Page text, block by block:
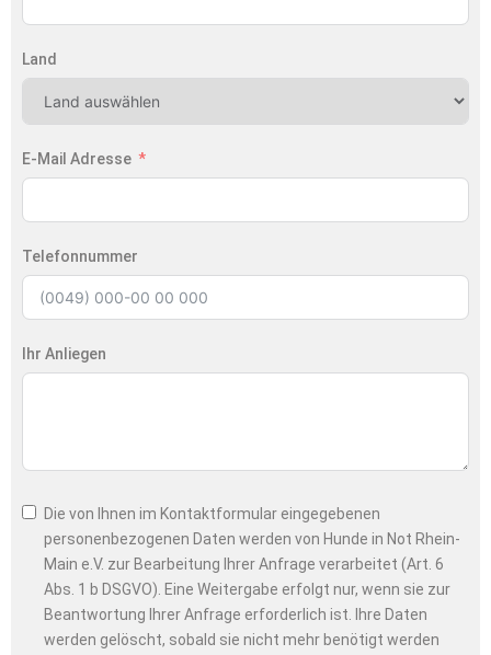
Land
E-Mail Adresse
Telefonnummer
Ihr Anliegen
Die von Ihnen im Kontaktformular eingegebenen
personenbezogenen Daten werden von Hunde in Not Rhein-
Main e.V. zur Bearbeitung Ihrer Anfrage verarbeitet (Art. 6
Abs. 1 b DSGVO). Eine Weitergabe erfolgt nur, wenn sie zur
Beantwortung Ihrer Anfrage erforderlich ist. Ihre Daten
werden gelöscht, sobald sie nicht mehr benötigt werden